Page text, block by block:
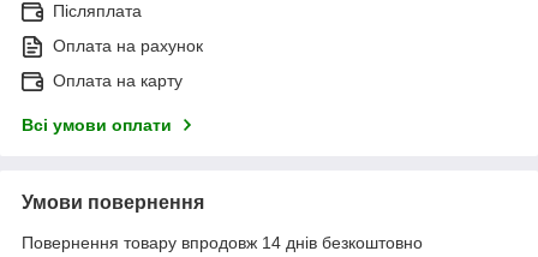
Післяплата
Оплата на рахунок
Оплата на карту
Всі умови оплати
Умови повернення
Повернення товару впродовж 14 днів безкоштовно